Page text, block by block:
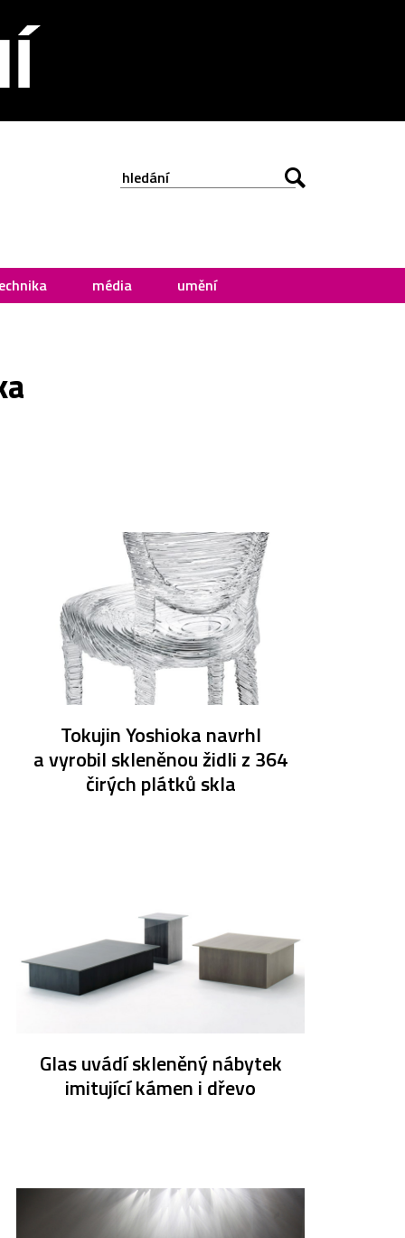
média umění
Tokujin Yoshioka navrhl
a vyrobil skleněnou židli z 364
čirých plátků skla
Glas uvádí skleněný nábytek
imitující kámen i dřevo